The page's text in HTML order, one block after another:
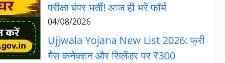
परीक्षा बंपर भर्ती! आज ही भरें फॉर्म
04/08/2026
Ujjwala Yojana New List 2026: फ्री
गैस कनेक्शन और सिलेंडर पर ₹300